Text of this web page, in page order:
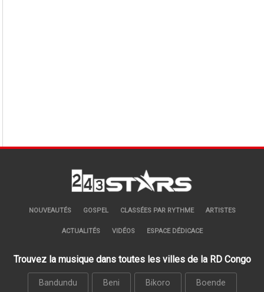
NOUVEAUTÉS GOSPEL CLASSÉES PAR RYTHME ARTISTES
ACTUALITÉS VIDÉOS ESPACE DÉDICACE
Trouvez la musique dans toutes les villes de la RD Congo
Bandundu Beni Bikoro Boende